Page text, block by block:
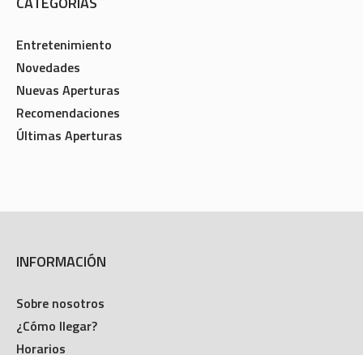
Entretenimiento
Novedades
Nuevas Aperturas
Recomendaciones
Sobre nosotros
¿Cómo llegar?